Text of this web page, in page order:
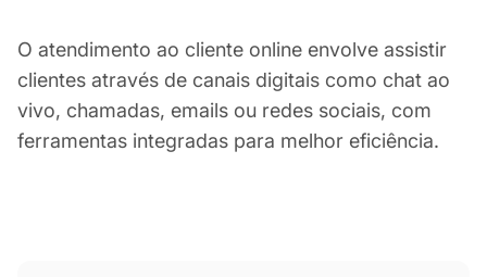
O atendimento ao cliente online envolve assistir
clientes através de canais digitais como chat ao
vivo, chamadas, emails ou redes sociais, com
ferramentas integradas para melhor eficiência.